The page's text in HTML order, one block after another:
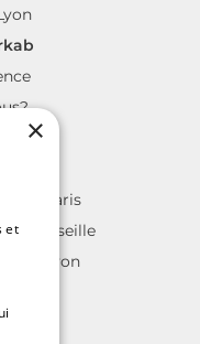
sur Paris
Marseille
sur Lyon
×
et